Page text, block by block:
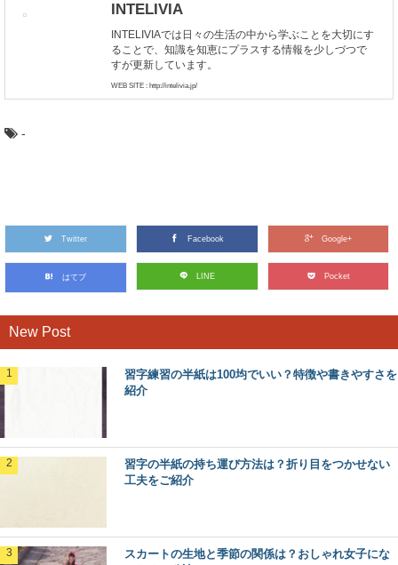
INTELIVIA
INTELIVIAでは日々の生活の中から学ぶことを大切にす
ることで、知識を知恵にプラスする情報を少しづつで
すが更新しています。
WEB SITE : http://intelivia.jp/
-
Twitter Facebook Google+
はてブ LINE Pocket
New Post
習字練習の半紙は100均でいい？特徴や書きやすさを
紹介
習字の半紙の持ち運び方法は？折り目をつかせない
工夫をご紹介
スカートの生地と季節の関係は？おしゃれ女子にな